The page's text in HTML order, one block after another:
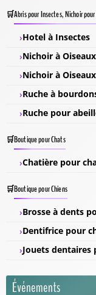
Abris pour Insectes, Nichoir
Hotel à Insectes
Nichoir à Oiseaux
Nichoir à
Ruche à
Ruche pour
Boutique pour Chats
Chatière pour
Boutique pour Chiens
Brosse à dents
Dentifrice pour
Jouets dentaires
Événements